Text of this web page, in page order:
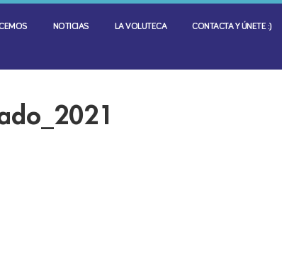
NOTICIAS LA VOLUTECA CONTACTA Y ÚNETE :)